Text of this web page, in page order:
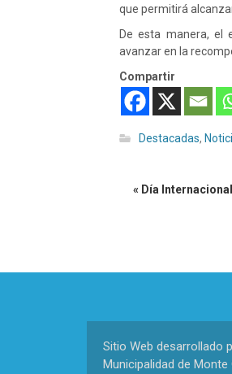
que permitirá
De esta manera, el
avanzar en la
Compartir
Destacadas,
« Día
Sitio Web desarrollado
Municipalidad de Monte